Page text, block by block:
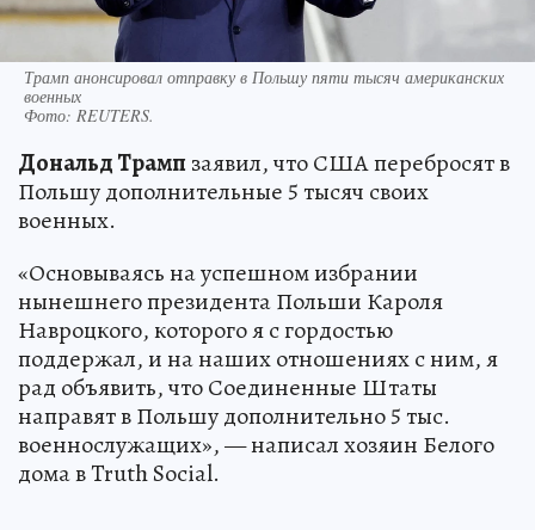
Трамп анонсировал отправку в Польшу пяти тысяч американских
военных
Фото: REUTERS.
Дональд Трамп заявил, что США перебросят в
Польшу дополнительные 5 тысяч своих
военных.
«Основываясь на успешном избрании
нынешнего президента Польши Кароля
Навроцкого, которого я с гордостью
поддержал, и на наших отношениях с ним, я
рад объявить, что Соединенные Штаты
направят в Польшу дополнительно 5 тыс.
военнослужащих», — написал хозяин Белого
дома в Truth Social.